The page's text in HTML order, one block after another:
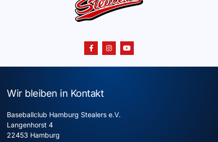
Wir bleiben in Kontakt
Baseballclub Hamburg Stealers e.V.
Langenhorst 4
22453 Hamburg